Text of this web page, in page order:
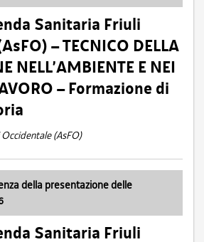
Sanitaria Friuli
– TECNICO DELLA
NELL’AMBIENTE E NEI
– Formazione di
(AsFO)
della presentazione delle
Sanitaria Friuli